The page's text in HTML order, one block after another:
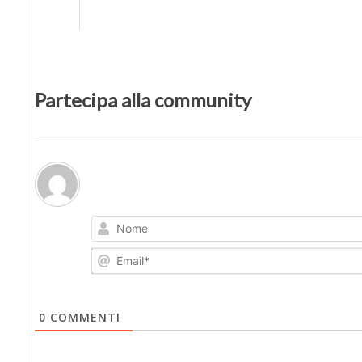
Partecipa alla community
0 COMMENTI